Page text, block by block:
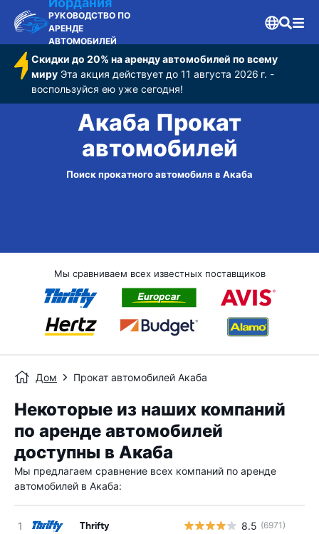
РУКОВОДСТВО ПО
АРЕНДЕ
АВТОМОБИЛЕЙ
Скидки до 20% на аренду автомобилей по всему
мируЭта акция действует до 11 августа 2026 г. -
воспользуйся ею уже сегодня!
Акаба Прокат
автомобилей
Поиск прокатного автомобиля в Акаба
Мы сравниваем всех известных поставщиков
Дом Прокат автомобилей Акаба
Некоторые из наших компаний
по аренде автомобилей
доступны в Акаба
Мы предлагаем сравнение всех компаний по аренде
автомобилей в Акаба:
Thrifty 8.5 (6971)